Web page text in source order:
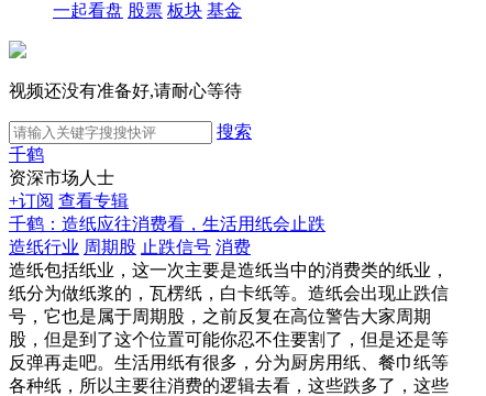
一起看盘 股票 板块 基金
视频还没有准备好,请耐心等待
搜索
千鹤
资深市场人士
+订阅 查看专辑
千鹤：造纸应往消费看，生活用纸会止跌
造纸行业 周期股 止跌信号 消费
造纸包括纸业，这一次主要是造纸当中的消费类的纸业，
纸分为做纸浆的，瓦楞纸，白卡纸等。造纸会出现止跌信
号，它也是属于周期股，之前反复在高位警告大家周期
股，但是到了这个位置可能你忍不住要割了，但是还是等
反弹再走吧。生活用纸有很多，分为厨房用纸、餐巾纸等
各种纸，所以主要往消费的逻辑去看，这些跌多了，这些